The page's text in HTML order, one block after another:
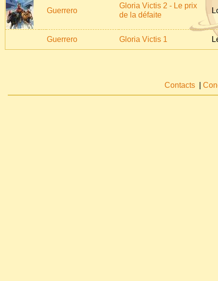
Guerrero
Gloria Victis 2 - Le prix
de la défaite
Guerrero Gloria Victis 1
Contacts |